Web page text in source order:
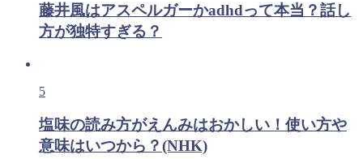
藤井風はアスペルガーかadhdって本当？話し
方が独特すぎる？
5
塩味の読み方がえんみはおかしい！使い方や
意味はいつから？(NHK)